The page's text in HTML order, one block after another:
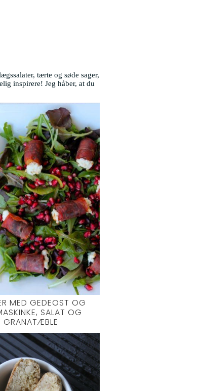
tærte og søde sager,
inspirere! Jeg håber, at du
MED GEDEOST OG
SALAT OG
GRANATÆBLE